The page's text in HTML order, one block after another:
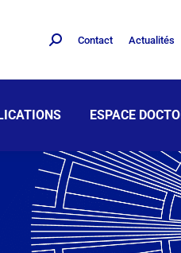
Contact Actualités
ESPACE